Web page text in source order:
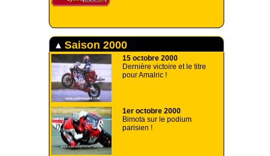
Saison 2000
15 octobre 2000
Dernière victoire et le titre
pour Amalric !
1er octobre 2000
Bimota sur le podium
parisien !